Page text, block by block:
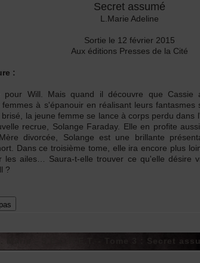
Secret assumé
L.Marie Adeline
Sortie le 12 février 2015
Aux éditions Presses de la Cité
:
pour Will. Mais quand il découvre que Cassie
à s'épanouir en réalisant leurs
la jeune femme se lance à corps perdu dans
recrue, Solange Faraday. Elle en profite
divorcée, Solange est une brillante
Dans ce troisième tome, elle ira encore plus
les ailes… Saura-t-elle trouver ce qu'elle désire
?
Marie - S.E.C.R.E.T. - Tome 3 : Secret